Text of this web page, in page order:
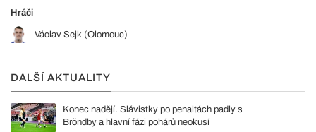
Hráči
Václav Sejk (Olomouc)
DALŠÍ AKTUALITY
Konec nadějí. Slávistky po penaltách padly s
Bröndby a hlavní fázi pohárů neokusí